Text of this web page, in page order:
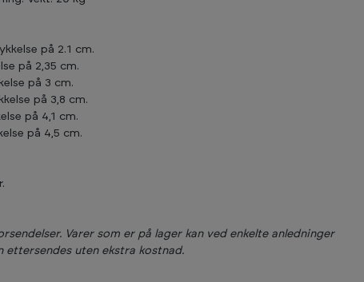
på 2.1 cm.
på 2,35 cm.
på 3 cm.
på 3,8 cm.
på 4,1 cm.
på 4,5 cm.
Varer som er på lager kan ved enkelte anledninger
ettersendes uten ekstra kostnad.